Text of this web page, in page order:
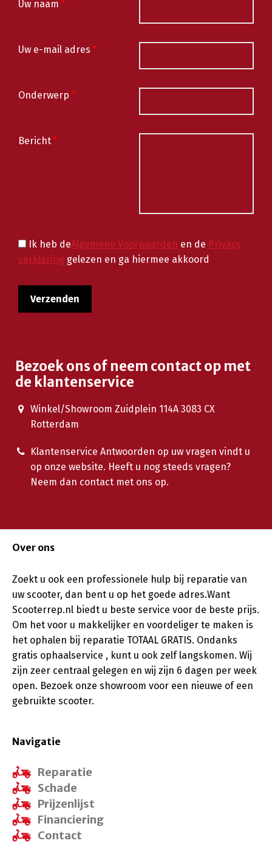
Uw naam *
Uw e-mail adres *
Onderwerp *
Bericht *
Ik heb deAlgemene Voorwaarden en de Privacy
verklaring gelezen en ga hiermee akkoord
Bezoek ons of neem contact op met
de klantenservice
Winkel/Showroom Zuidplein 114A 3083 CX
Rotterdam
Klantenservice Antwoorden op uw vragen vindt u
op onze website. Heeft u nog steeds vragen?
Neem dan contact met ons op.
Over ons
Zoekt u ook een professionele hulp bij reparatie van
uw scooter, dan bent u op het goede adres.Want
Scooterrep.nl biedt u beste service voor de beste prijs.
Om het voor u makkelijker en voordeliger te maken is
het ophalen bij reparatie TOTAAL GRATIS. Ondanks
gratis ophaalservice , kunt u ook zelf langskomen. Wij
zijn zeer centraal gelegen en wij zijn 6 dagen per week
open. Bezoek onze showroom voor een nieuwe of een
gebruikte scooter.
Navigatie
Reparatie
Schade
Prijzenlijst
Financiering
Contact